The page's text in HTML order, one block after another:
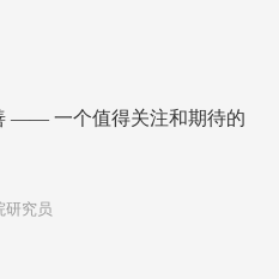
—— 一个值得关注和期待的
研究员